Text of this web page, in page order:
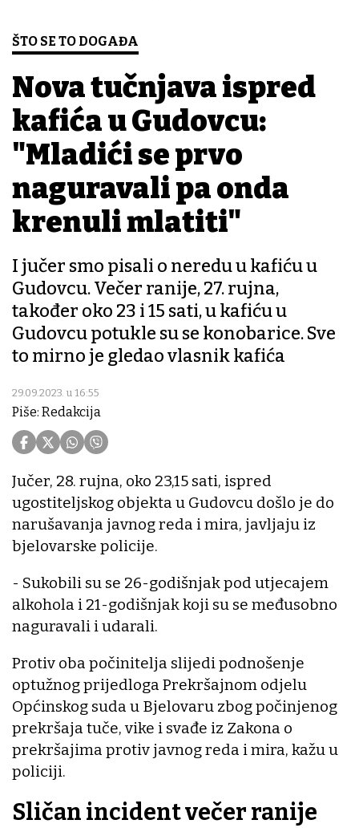
ŠTO SE TO DOGAĐA
Nova tučnjava ispred
kafića u Gudovcu:
"Mladići se prvo
naguravali pa onda
krenuli mlatiti"
I jučer smo pisali o neredu u kafiću u
Gudovcu. Večer ranije, 27. rujna,
također oko 23 i 15 sati, u kafiću u
Gudovcu potukle su se konobarice. Sve
to mirno je gledao vlasnik kafića
29.09.2023. u 16:55
Piše: Redakcija
Jučer, 28. rujna, oko 23,15 sati, ispred
ugostiteljskog objekta u Gudovcu došlo je do
narušavanja javnog reda i mira, javljaju iz
bjelovarske policije.
- Sukobili su se 26-godišnjak pod utjecajem
alkohola i 21-godišnjak koji su se međusobno
naguravali i udarali.
Protiv oba počinitelja slijedi podnošenje
optužnog prijedloga Prekršajnom odjelu
Općinskog suda u Bjelovaru zbog počinjenog
prekršaja tuče, vike i svađe iz Zakona o
prekršajima protiv javnog reda i mira, kažu u
policiji.
Sličan incident večer ranije